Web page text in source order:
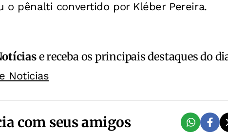
o pênalti convertido por Kléber Pereira.
e receba os principais destaques do
Noticias
com seus amigos